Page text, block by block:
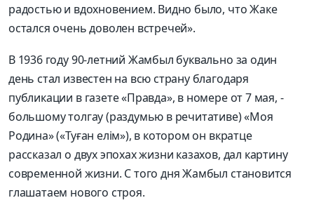
радостью и вдохновением. Видно было, что Жаке
остался очень доволен встречей».
В 1936 году 90-летний Жамбыл буквально за один
день стал известен на всю страну благодаря
публикации в газете «Правда», в номере от 7 мая, -
большому толгау (раздумью в речитативе) «Моя
Родина» («Туған елім»), в котором он вкратце
рассказал о двух эпохах жизни казахов, дал картину
современной жизни. С того дня Жамбыл становится
глашатаем нового строя.